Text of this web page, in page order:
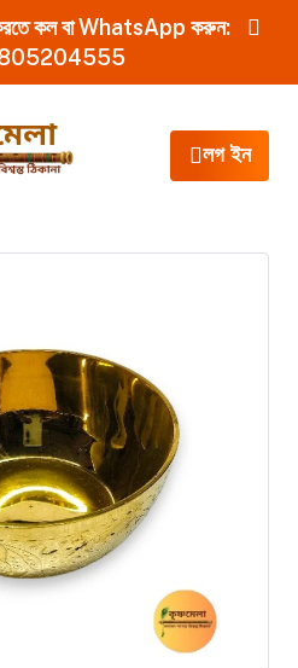
করতে কল বা WhatsApp করুন:
লগ ইন